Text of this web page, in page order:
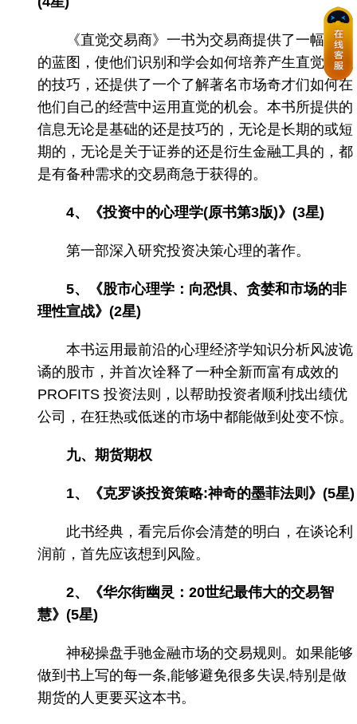
《直觉交易商》一书为交易商提供了一幅重要
的蓝图，使他们识别和学会如何培养产生直觉所需
的技巧，还提供了一个了解著名市场奇才们如何在
他们自己的经营中运用直觉的机会。本书所提供的
信息无论是基础的还是技巧的，无论是长期的或短
期的，无论是关于证券的还是衍生金融工具的，都
是有备种需求的交易商急于获得的。
4、《投资中的心理学(原书第3版)》(3星)
第一部深入研究投资决策心理的著作。
5、《股市心理学：向恐惧、贪婪和市场的非
理性宣战》(2星)
本书运用最前沿的心理经济学知识分析风波诡
谲的股市，并首次诠释了一种全新而富有成效的
PROFITS 投资法则，以帮助投资者顺利找出绩优
公司，在狂热或低迷的市场中都能做到处变不惊。
九、期货期权
1、《克罗谈投资策略:神奇的墨菲法则》(5星)
此书经典，看完后你会清楚的明白，在谈论利
润前，首先应该想到风险。
2、《华尔街幽灵：20世纪最伟大的交易智
慧》(5星)
神秘操盘手驰金融市场的交易规则。如果能够
做到书上写的每一条,能够避免很多失误,特别是做
期货的人更要买这本书。